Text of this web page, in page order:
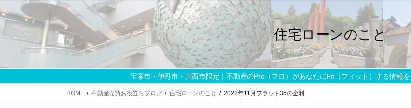
動
住宅ローンのこと
宝塚市・伊丹市・川西市限定｜不動産のPro（プロ）があなたにFit（フィット）する情報を
HOME 不動産売買お役立ちブログ 住宅ローンのこと 2022年11月フラット35の金利